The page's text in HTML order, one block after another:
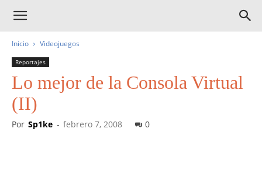
Inicio Videojuegos
Reportajes
Lo mejor de la Consola Virtual
(II)
Por Sp1ke - febrero 7, 2008 0